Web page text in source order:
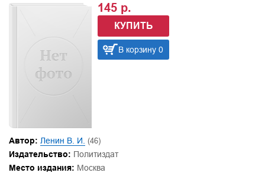
145 р.
КУПИТЬ
В корзину 0
Автор: Ленин В. И. (46)
Издательство: Политиздат
Место издания: Москва